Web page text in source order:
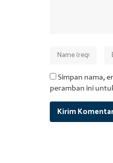
Simpan nama,
peramban ini